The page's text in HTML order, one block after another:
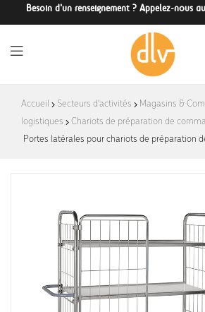
Besoin d'un renseignement ? Appelez-
DLV-
France
Accueil Secteurs d'activités Magasins &
logistiques
Chariots de préparation de
Portes latérales pour chariots de préparation